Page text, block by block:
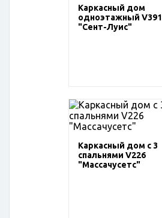
Каркасный дом
одноэтажный V391
"Сент-Луис"
Каркасный дом с 3
спальнями V226
"Массачусетс"